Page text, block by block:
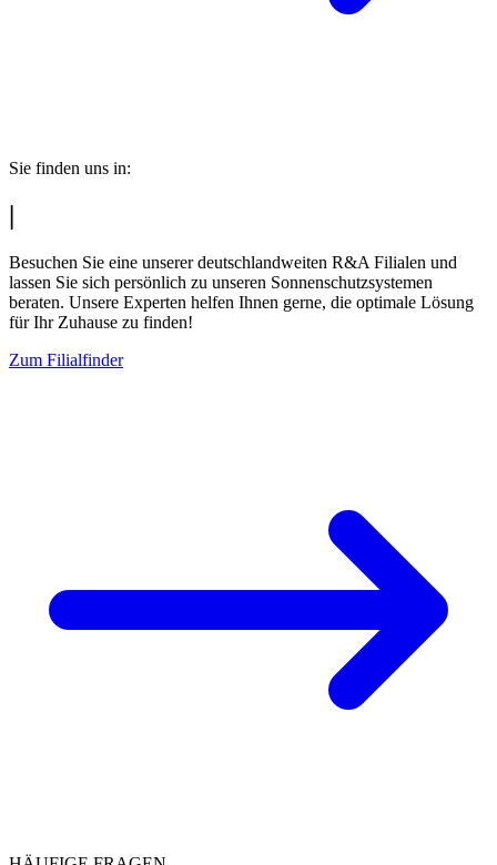
Sie finden uns in:
|
Besuchen Sie eine unserer deutschlandweiten R&A Filialen und
lassen Sie sich persönlich zu unseren Sonnenschutzsystemen
beraten. Unsere Experten helfen Ihnen gerne, die optimale Lösung
für Ihr Zuhause zu finden!
Zum Filialfinder